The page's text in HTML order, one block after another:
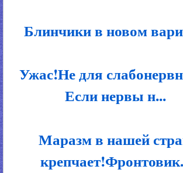
Блинчики в новом
Ужас!Не для
Если нервы н...
Маразм в нашей